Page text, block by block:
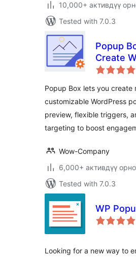
10,000+ активдүү
Tested with 7.0.3
Popup
Create
Popups
Popup Box lets you create
customizable WordPress
preview, flexible triggers,
targeting to boost
Wow-Company
6,000+ активдүү
Tested with 7.0.3
WP
Looking for a new way to